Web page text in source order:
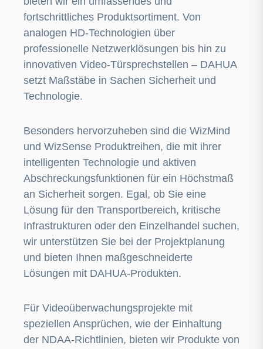
fortschrittliches Produktsortiment. Von
analogen HD-Technologien über
professionelle Netzwerklösungen bis hin zu
innovativen Video-Türsprechstellen – DAHUA
setzt Maßstäbe in Sachen Sicherheit und
Technologie.
Besonders hervorzuheben sind die WizMind
und WizSense Produktreihen, die mit ihrer
intelligenten Technologie und aktiven
Abschreckungsfunktionen für ein Höchstmaß
an Sicherheit sorgen. Egal, ob Sie eine
Lösung für den Transportbereich, kritische
Infrastrukturen oder den Einzelhandel suchen,
wir unterstützen Sie bei der Projektplanung
und bieten Ihnen maßgeschneiderte
Lösungen mit DAHUA-Produkten.
Für Videoüberwachungsprojekte mit
speziellen Ansprüchen, wie der Einhaltung
der NDAA-Richtlinien, bieten wir Produkte von